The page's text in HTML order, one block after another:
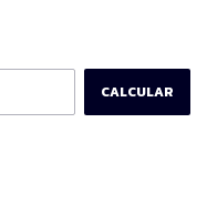
CALCULAR